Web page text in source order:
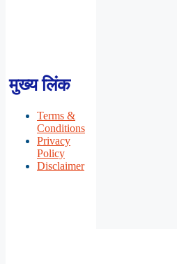
मुख्य लिंक
Terms &
Conditions
Privacy
Policy
Disclaimer